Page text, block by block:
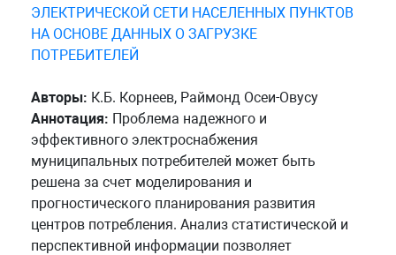
ЭЛЕКТРИЧЕСКОЙ СЕТИ НАСЕЛЕННЫХ ПУНКТОВ
НА ОСНОВЕ ДАННЫХ О ЗАГРУЗКЕ
ПОТРЕБИТЕЛЕЙ
Авторы: К.Б. Корнеев, Раймонд Осеи-Овусу
Аннотация: Проблема надежного и
эффективного электроснабжения
муниципальных потребителей может быть
решена за счет моделирования и
прогностического планирования развития
центров потребления. Анализ статистической и
перспективной информации позволяет